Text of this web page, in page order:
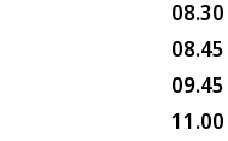
08.30
08.45
09.45
11.00